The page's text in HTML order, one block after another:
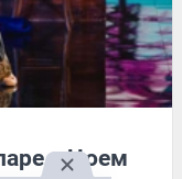
с Цоем